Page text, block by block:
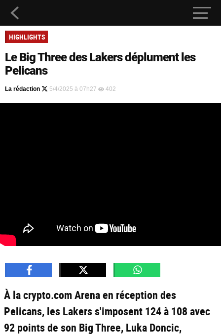
HIGHLIGHTS
Le Big Three des Lakers déplument les
Pelicans
La rédaction 5/4/2025 à 07h27 402
À la crypto.com Arena en réception des
Pelicans, les Lakers s'imposent 124 à 108 avec
92 points de son Big Three, Luka Doncic,